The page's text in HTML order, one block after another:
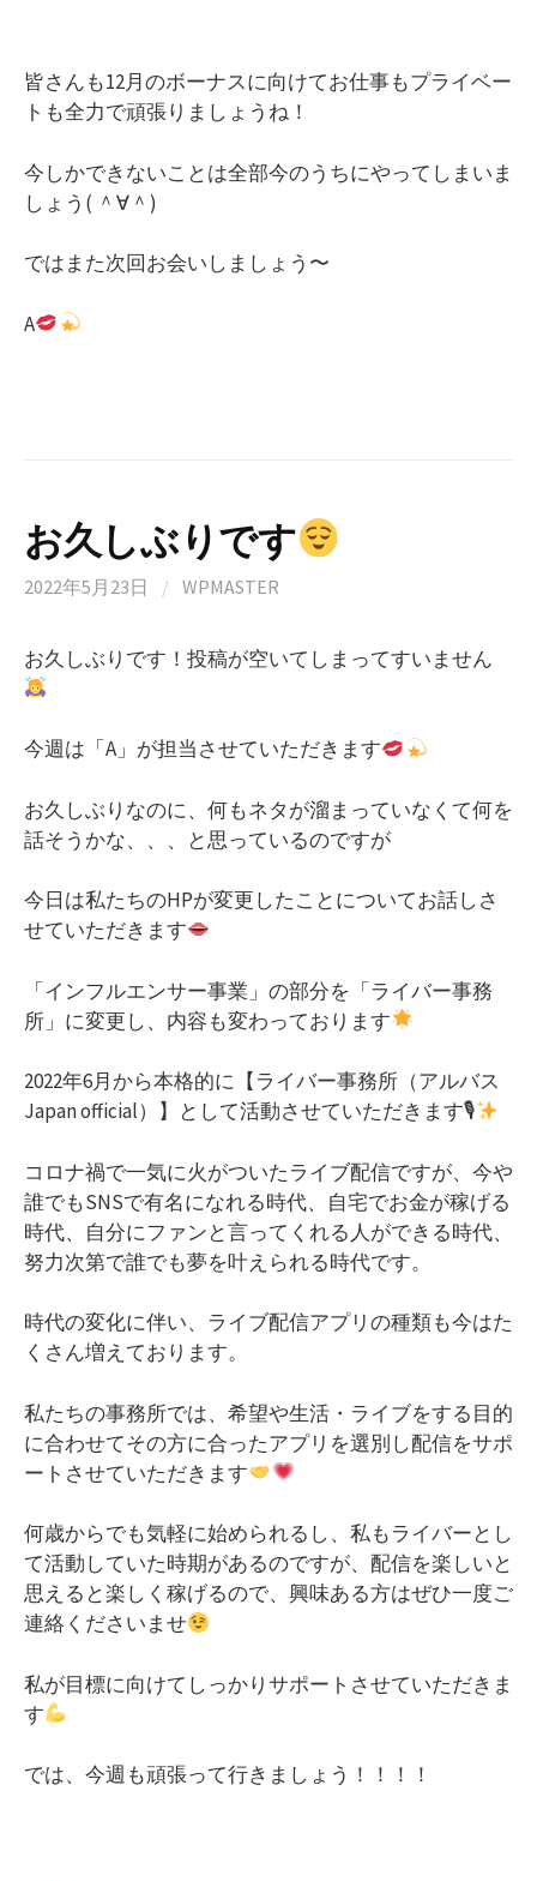
皆さんも12月のボーナスに向けてお仕事もプライベー
トも全力で頑張りましょうね！
今しかできないことは全部今のうちにやってしまいま
しょう( ＾∀＾)
ではまた次回お会いしましょう〜
A
お久しぶりです
2022年5月23日 / WPMASTER
お久しぶりです！投稿が空いてしまってすいません
今週は「A」が担当させていただきます
お久しぶりなのに、何もネタが溜まっていなくて何を
話そうかな、、、と思っているのですが
今日は私たちのHPが変更したことについてお話しさ
せていただきます
「インフルエンサー事業」の部分を「ライバー事務
所」に変更し、内容も変わっております
2022年6月から本格的に【ライバー事務所（アルバス
Japan official）】として活動させていただきます🎙
コロナ禍で一気に火がついたライブ配信ですが、今や
誰でもSNSで有名になれる時代、自宅でお金が稼げる
時代、自分にファンと言ってくれる人ができる時代、
努力次第で誰でも夢を叶えられる時代です。
時代の変化に伴い、ライブ配信アプリの種類も今はた
くさん増えております。
私たちの事務所では、希望や生活・ライブをする目的
に合わせてその方に合ったアプリを選別し配信をサポ
ートさせていただきます
何歳からでも気軽に始められるし、私もライバーとし
て活動していた時期があるのですが、配信を楽しいと
思えると楽しく稼げるので、興味ある方はぜひ一度ご
連絡くださいませ
私が目標に向けてしっかりサポートさせていただきま
す
では、今週も頑張って行きましょう！！！！